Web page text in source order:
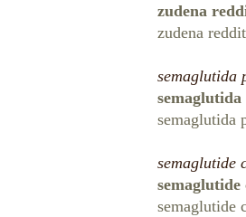
zudena
zudena reddit
semaglutida
semaglutida
semaglutide
semaglutide
semaglutide